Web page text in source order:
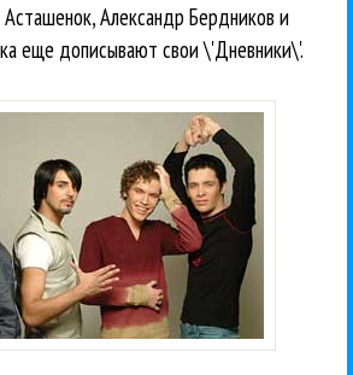
Александр Бердников и
еще дописывают свои \'Дневники\'.